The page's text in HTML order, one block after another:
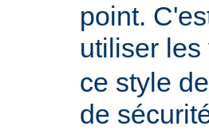
point.
utiliser les
ce style
de